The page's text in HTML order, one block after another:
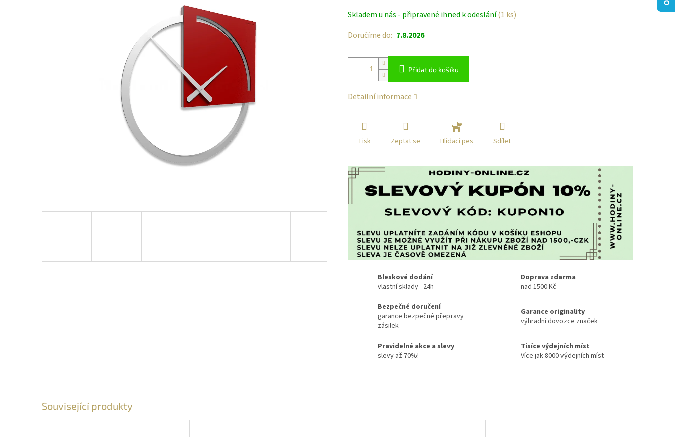
cena:
Skladem u nás - připravené ihned k odeslání(1 ks)
Doručíme do: 7.8.2026
Přidat do košíku
Detailní informace
Tisk Zeptat se Hlídací pes Sdílet
Bleskové dodání
vlastní sklady - 24h
Doprava zdarma
nad 1500 Kč
Bezpečné doručení
garance bezpečné přepravy
zásilek
Garance originality
výhradní dovozce značek
Pravidelné akce a slevy
slevy až 70%!
Tisíce výdejních míst
Více jak 8000 výdejních míst
Související produkty